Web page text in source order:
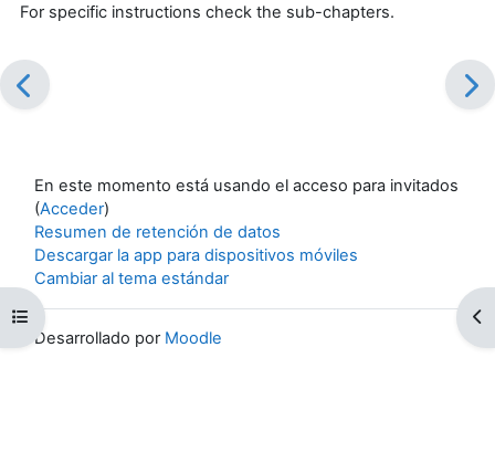
Abrir índice del curso
For specific instructions check the sub-chapters.
En este momento está usando el acceso para invitados
(Acceder)
Resumen de retención de datos
Descargar la app para dispositivos móviles
Cambiar al tema estándar
Desarrollado por Moodle